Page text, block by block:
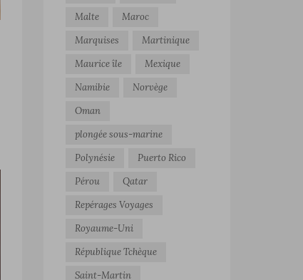
Malte
Maroc
Marquises
Martinique
Maurice île
Mexique
Namibie
Norvège
Oman
plongée sous-marine
Polynésie
Puerto Rico
Pérou
Qatar
Repérages Voyages
Royaume-Uni
République Tchèque
Saint-Martin